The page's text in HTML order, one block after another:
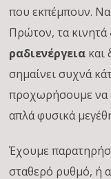
που εκπέμπουν. Να
Πρώτον, τα κινητά
ραδιενέργεια και
σημαίνει συχνά
προχωρήσουμε να
απλά φυσικά
Έχουμε
σταθερό ρυθμό, ή